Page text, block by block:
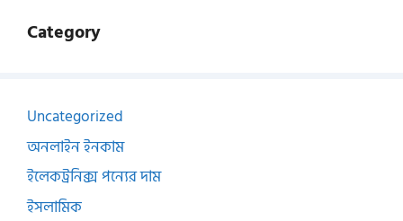
Category
Uncategorized
অনলাইন ইনকাম
ইলেকট্রনিক্স পন্যের দাম
ইসলামিক